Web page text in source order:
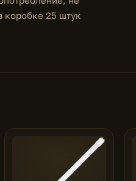
коробке 25 штук